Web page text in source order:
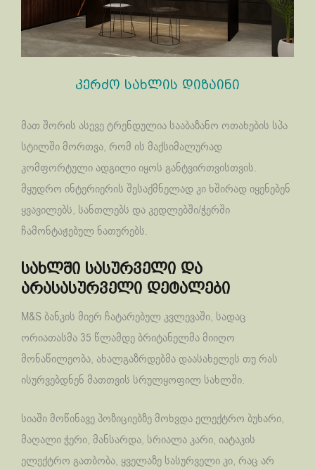
კერძო სახლის დიზაინი
მათ შორის ასევე ტრენდულია სააბაზანო ოთახების სპა
სტილში მორთვა, რომ ის მაქსიმალურად
კომფორტული ადგილი იყოს განტვირთვისთვის.
მყუდრო ინტერიერის შესაქმნელად კი ხშირად იყენებენ
ყვავილებს, სანთლებს და კედლებში/ჭერში
ჩამონტაჟებულ ნათურებს.
სახლში სასურველი და
არასასურველი დეტალები
M&S ბანკის მიერ ჩატარებულ კვლევაში, სადაც
ორიათასმა 35 წლამდე ბრიტანელმა მიიღო
მონაწილეობა, ახალგაზრდებმა დაასახელეს თუ რას
ისურვებდნენ მათთვის სრულყოფილ სახლში.
სიაში მოწინავე პოზიციებზე მოხვდა ელექტრო ბუხარი,
მაღალი ჭერი, მანსარდა, სრიალა კარი, იატაკის
ელექტრო გათბობა, ყველაზე სასურველი კი, რაც არ